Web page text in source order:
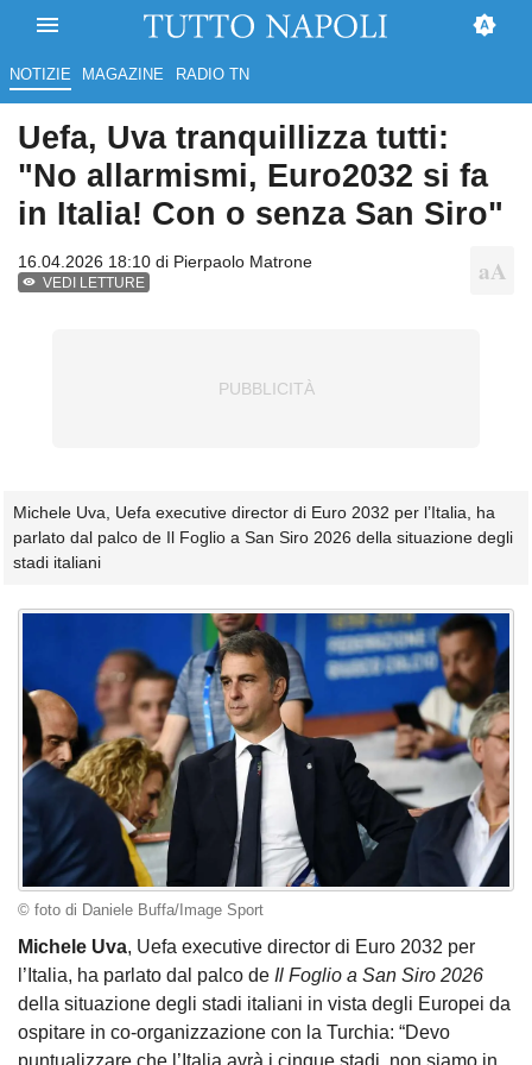
NOTIZIE MAGAZINE RADIO TN
Uefa, Uva tranquillizza tutti:
"No allarmismi, Euro2032 si fa
in Italia! Con o senza San Siro"
16.04.2026 18:10 di Pierpaolo Matrone
VEDI LETTURE
Michele Uva, Uefa executive director di Euro 2032 per l’Italia, ha
parlato dal palco de Il Foglio a San Siro 2026 della situazione degli
stadi italiani
© foto di Daniele Buffa/Image Sport
Michele Uva, Uefa executive director di Euro 2032 per
l’Italia, ha parlato dal palco de Il Foglio a San Siro 2026
della situazione degli stadi italiani in vista degli Europei da
ospitare in co-organizzazione con la Turchia: “Devo